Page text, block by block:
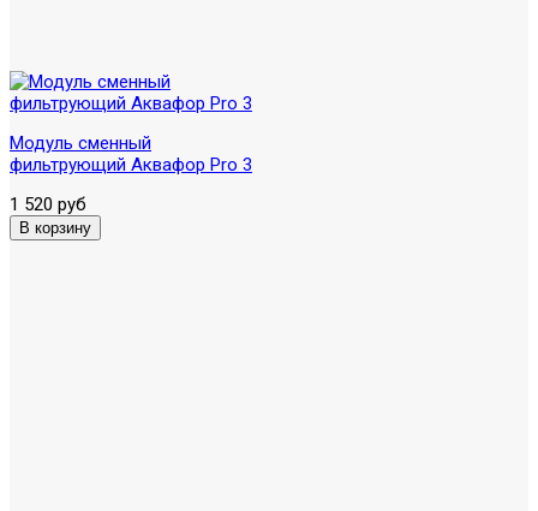
Модуль сменный
фильтрующий Аквафор Pro 3
1 520 руб